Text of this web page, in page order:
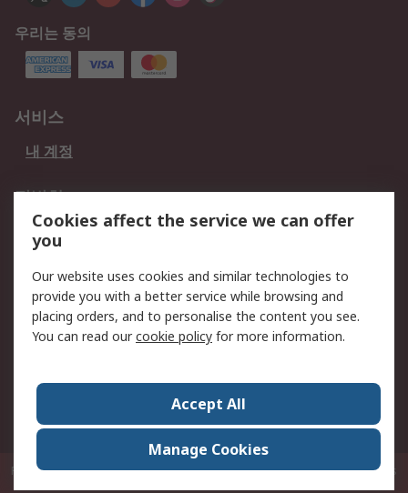
우리는 동의
서비스
내 계정
적법한
개인 정보 보호 정책
데이터 보호
웹사이트 사용 약관
회사 소개
RS 계좌 정보
그룹사 RS Group에 대해
한국외 지역
회사 소개
P.O. Box 80108 Cheung Sha Wan Post Office Hong Kong© RS Components
Cookies affect the service we can offer
you
Our website uses cookies and similar technologies to
provide you with a better service while browsing and
placing orders, and to personalise the content you see.
You can read ourcookie policy for more information.
Accept All
Manage Cookies